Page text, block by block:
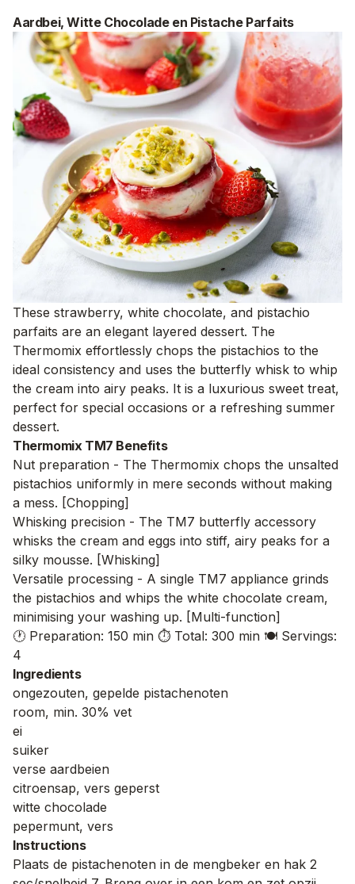
Aardbei, Witte Chocolade en Pistache Parfaits
These strawberry, white chocolate, and pistachio
parfaits are an elegant layered dessert. The
Thermomix effortlessly chops the pistachios to the
ideal consistency and uses the butterfly whisk to whip
the cream into airy peaks. It is a luxurious sweet treat,
perfect for special occasions or a refreshing summer
dessert.
Thermomix TM7 Benefits
Nut preparation - The Thermomix chops the unsalted
pistachios uniformly in mere seconds without making
a mess. [Chopping]
Whisking precision - The TM7 butterfly accessory
whisks the cream and eggs into stiff, airy peaks for a
silky mousse. [Whisking]
Versatile processing - A single TM7 appliance grinds
the pistachios and whips the white chocolate cream,
minimising your washing up. [Multi-function]
🕐 Preparation: 150 min ⏱️ Total: 300 min 🍽️ Servings:
4
Ingredients
ongezouten, gepelde pistachenoten
room, min. 30% vet
ei
suiker
verse aardbeien
citroensap, vers geperst
witte chocolade
pepermunt, vers
Instructions
Plaats de pistachenoten in de mengbeker en hak 2